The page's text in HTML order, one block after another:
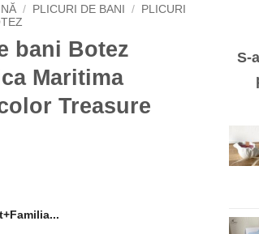
/ PLICURI DE BANI /
PLICURI
bani Botez
Maritima
Treasure
S-